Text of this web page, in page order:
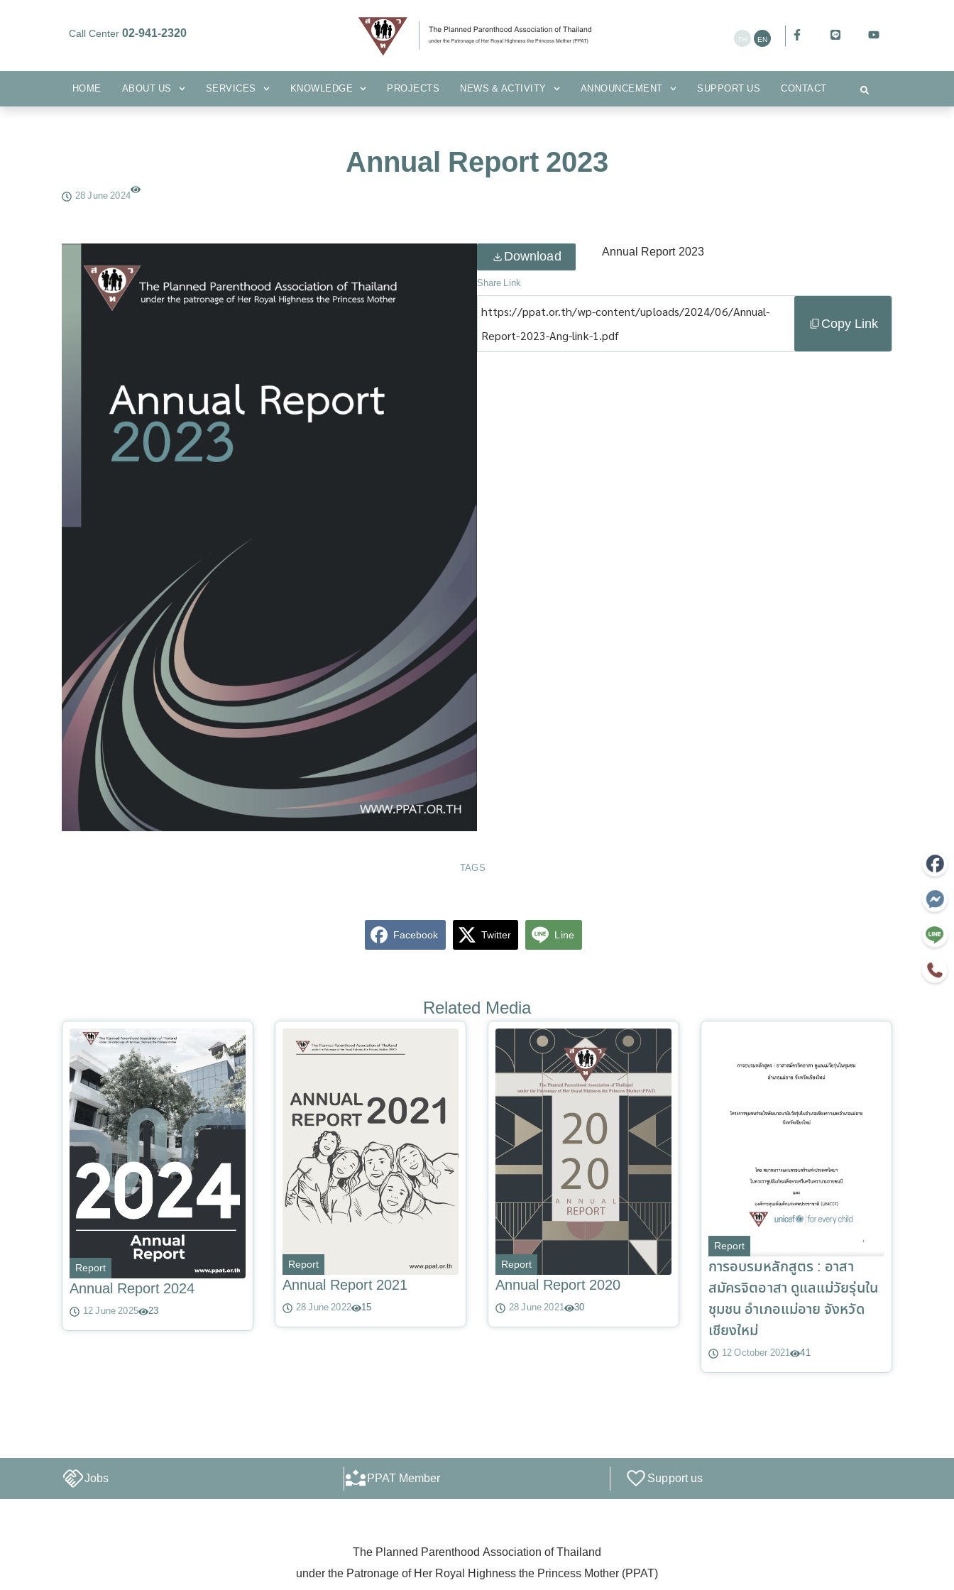
Call Center02-941-2320
HOME ABOUT US SERVICES KNOWLEDGE PROJECTS NEWS & ACTIVITY ANNOUNCEMENT SUPPORT US CONTACT
KNOWLEDGE PROJECTS
Annual Report 2023
28 June 2024
Download Annual Report 2023
Share Link
https://ppat.or.th/wp-content/uploads/2024/06/Annual-
Report-2023-Ang-link-1.pdf
Copy Link
TAGS
Facebook Twitter Line
Related Media
Report
Annual Report 2024
12 June 2025 23
Report
Annual Report 2021
28 June 2022 15
Report
Annual Report 2020
28 June 2021 30
Report
การอบรมหลักสูตร : อาสา
สมัครจิตอาสา ดูแลแม่วัยรุ่นใน
ชุมชน อำเภอแม่อาย จังหวัด
เชียงใหม่
12 October 2021 41
Jobs PPAT Member Support us
The Planned Parenthood Association of Thailand
under the Patronage of Her Royal Highness the Princess Mother (PPAT)